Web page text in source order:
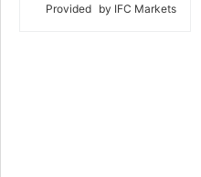
Provided by IFC Markets